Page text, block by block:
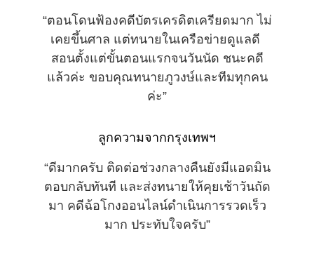
“ตอนโดนฟ้องคดีบัตรเครดิตเครียดมาก ไม่
เคยขึ้นศาล แต่ทนายในเครือข่ายดูแลดี
สอนตั้งแต่ขั้นตอนแรกจนวันนัด ชนะคดี
แล้วค่ะ ขอบคุณทนายภูวงษ์และทีมทุกคน
ค่ะ”
ลูกความจากกรุงเทพฯ
“ดีมากครับ ติดต่อช่วงกลางคืนยังมีแอดมิน
ตอบกลับทันที และส่งทนายให้คุยเช้าวันถัด
มา คดีฉ้อโกงออนไลน์ดำเนินการรวดเร็ว
มาก ประทับใจครับ”